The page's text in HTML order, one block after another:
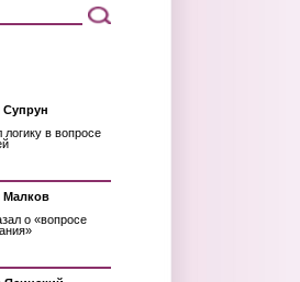
Супрун
логику в вопросе
Малков
о «вопросе